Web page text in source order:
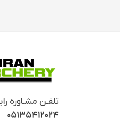
تلفـن مشـاوره
۰۵۱۳۵۴۱۲۰۲۴